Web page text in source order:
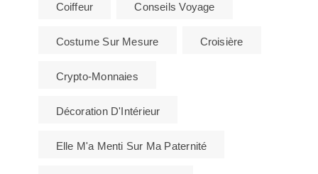
Coiffeur Conseils Voyage
Costume Sur Mesure Croisière
Crypto-Monnaies
Décoration D'Intérieur
Elle M'a Menti Sur Ma Paternité